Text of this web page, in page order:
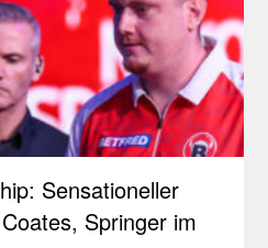
Sensationeller
Springer im